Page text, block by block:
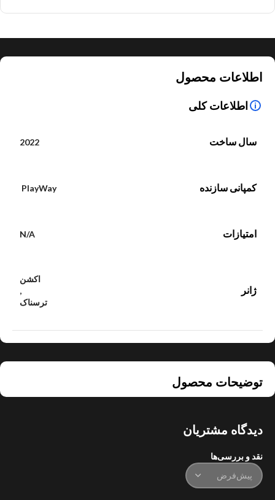
توضیحات محصول
اطلاعات محصول
اطلاعات کلی
سال ساخت 2022
کمپانی سازنده PlayWay
امتیازات N/A
ژانر
اکشن
,
ترسناک
دیدگاه مشتریان
نقد و بررسی‌ها